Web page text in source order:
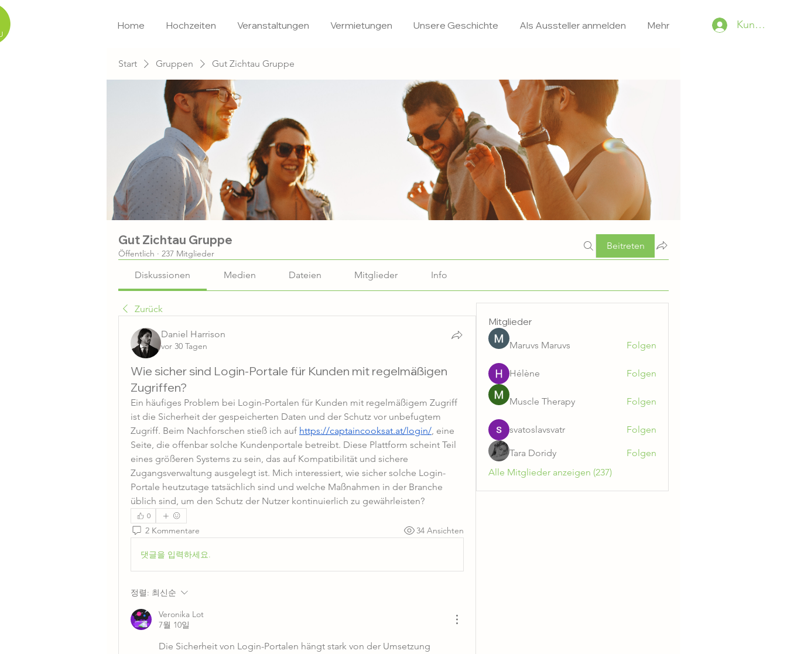
Home Hochzeiten Veranstaltungen Vermietungen Unsere Geschichte Als Aussteller anmelden Mehr
Start Gruppen Gut Zichtau Gruppe
Gut Zichtau Gruppe
Öffentlich · 237 Mitglieder
Beitreten
Diskussionen Medien Dateien Mitglieder Info
Zurück
Daniel Harrison
vor 30 Tagen
Wie sicher sind Login-Portale für Kunden mit regelmäßigen
Zugriffen?
Ein häufiges Problem bei Login-Portalen für Kunden mit regelmäßigem Zugriff
ist die Sicherheit der gespeicherten Daten und der Schutz vor unbefugtem
Zugriff. Beim Nachforschen stieß ich auf https://captaincooksat.at/login/, eine
Seite, die offenbar solche Kundenportale betreibt. Diese Plattform scheint Teil
eines größeren Systems zu sein, das auf Kompatibilität und sichere
Zugangsverwaltung ausgelegt ist. Mich interessiert, wie sicher solche Login-
Portale heutzutage tatsächlich sind und welche Maßnahmen in der Branche
üblich sind, um den Schutz der Nutzer kontinuierlich zu gewährleisten?
0
2 Kommentare 34 Ansichten
댓글을 입력하세요.
정렬: 최신순
Veronika Lot
7월 10일
Die Sicherheit von Login-Portalen hängt stark von der Umsetzung
Mitglieder
Maruvs Maruvs Folgen
Hélène Folgen
Muscle Therapy Folgen
svatoslavsvatr Folgen
Tara Doridy
Folgen
Alle Mitglieder anzeigen (237)